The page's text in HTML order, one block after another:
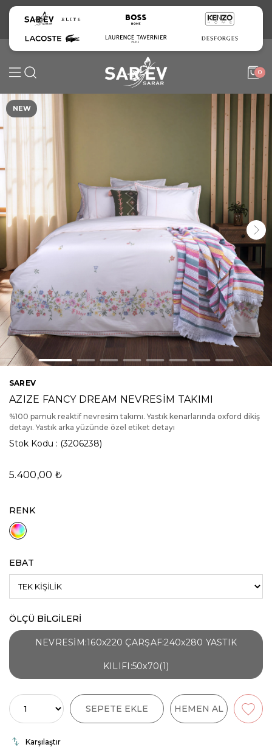
0
NEW
SAREV
AZIZE FANCY DREAM NEVRESİM TAKIMI
%100 pamuk reaktif nevresim takımı. Yastık kenarlarında oxford dikiş
detayı. Yastık arka yüzünde özel etiket detayı
Stok Kodu (3206238)
5.400,00 ₺
RENK
EBAT
ÖLÇÜ BİLGİLERİ
NEVRESİM:160x220 ÇARŞAF:240x280 YASTIK
KILIFI:50x70(1)
Karşılaştır